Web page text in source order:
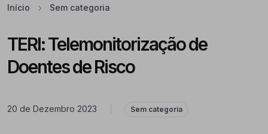
Início Sem categoria
TERI: Telemonitorização de
Doentes de Risco
20 de Dezembro 2023 Sem categoria